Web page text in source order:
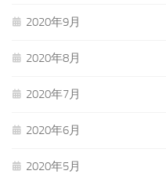
2020年9月
2020年8月
2020年7月
2020年6月
2020年5月